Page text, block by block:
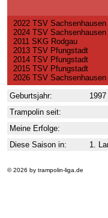
2022 TSV Sachsenhausen
2024 TSV Sachsenhausen
2011 SKG Rodgau
2013 TSV Pfungstadt
2014 TSV Pfungstadt
2015 TSV Pfungstadt
2026 TSV Sachsenhausen
Geburtsjahr:
1997
Trampolin seit:
Meine Erfolge:
Diese Saison in:
1.
© 2026 by trampolin-liga.de